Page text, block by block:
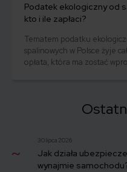
Podatek ekologiczny od
kto i ile zapłaci?
Tematem podatku
spalinowych w Polsce żyje
opłata, która ma zostać
30 lipca 2026
Jak działa
wynajmie